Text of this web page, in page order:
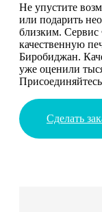
Не упустите
или подарить
близким.
качественную
Биробиджан.
уже оценили
Сделать